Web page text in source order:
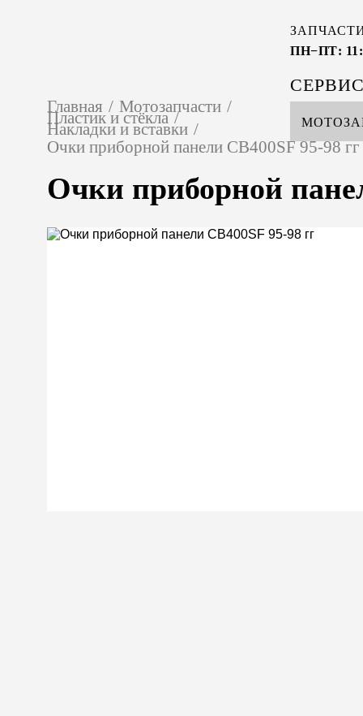
ПН−ПТ:
Главная / Мотозапчасти /
Пластик и стёкла /
Накладки и вставки /
Очки приборной панели CB400SF 95-98 гг
Очки приборной